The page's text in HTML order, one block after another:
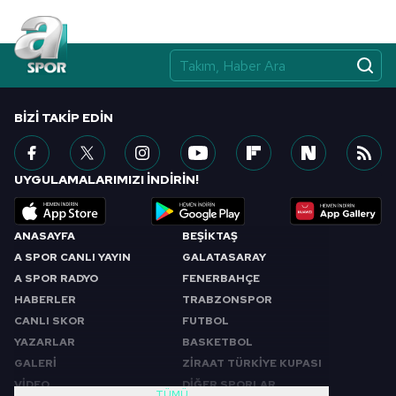
ANASAYFA
A SPOR CANLI YAYIN
A SPOR RADYO
HABERLER
CANLI SKOR
YAZARLAR
GALERİ
VİDEO
BEŞİKTAŞ
GALATASARAY
FENERBAHÇE
TRABZONSPOR
FUTBOL
BASKETBOL
ZİRAAT TÜRKİYE KUPASI
DİĞER SPORLAR
BIZI TAKIP EDIN
UYGULAMALARIMIZI İNDİRİN!